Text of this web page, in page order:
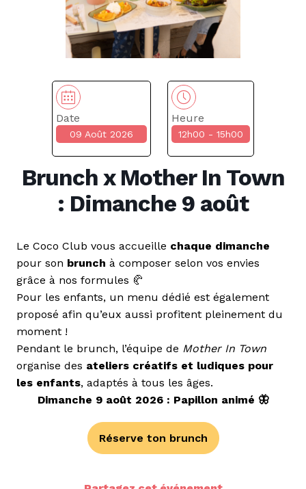
Date
09 Août 2026
Heure
12h00 - 15h00
Brunch x Mother In Town
: Dimanche 9 août
Le Coco Club vous accueille chaque dimanche
pour son brunch à composer selon vos envies
grâce à nos formules 🥐
Pour les enfants, un menu dédié est également
proposé afin qu’eux aussi profitent pleinement du
moment !
Pendant le brunch, l’équipe de Mother In Town
organise des ateliers créatifs et ludiques pour
les enfants, adaptés à tous les âges.
Dimanche 9 août 2026 : Papillon animé 🦋
Réserve ton brunch